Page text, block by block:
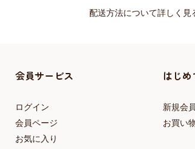
配送方法について詳しく見
会員サービス
ログイン
会員ページ
お気に入り
はじ
新規会
お買い